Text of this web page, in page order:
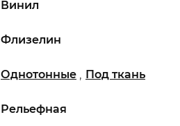
Однотонные , Под ткань
Флизелин
Винил
Рельефная